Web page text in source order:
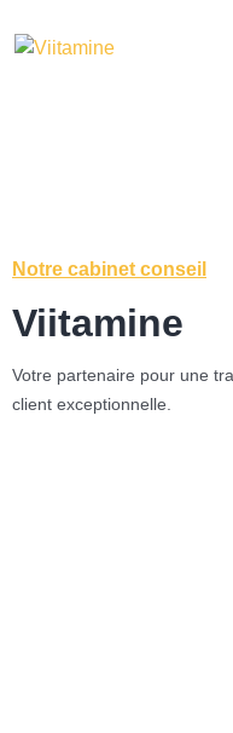
Notre cabinet conseil
Viitamine
Votre partenaire pour une
client exceptionnelle.